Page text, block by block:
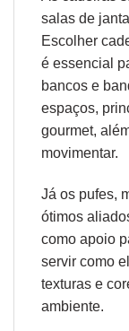
salas de
Escolher
é essencial
bancos e
espaços,
gourmet,
movimentar.
Já os pufes,
ótimos
como apoio
servir como
texturas e
ambiente.